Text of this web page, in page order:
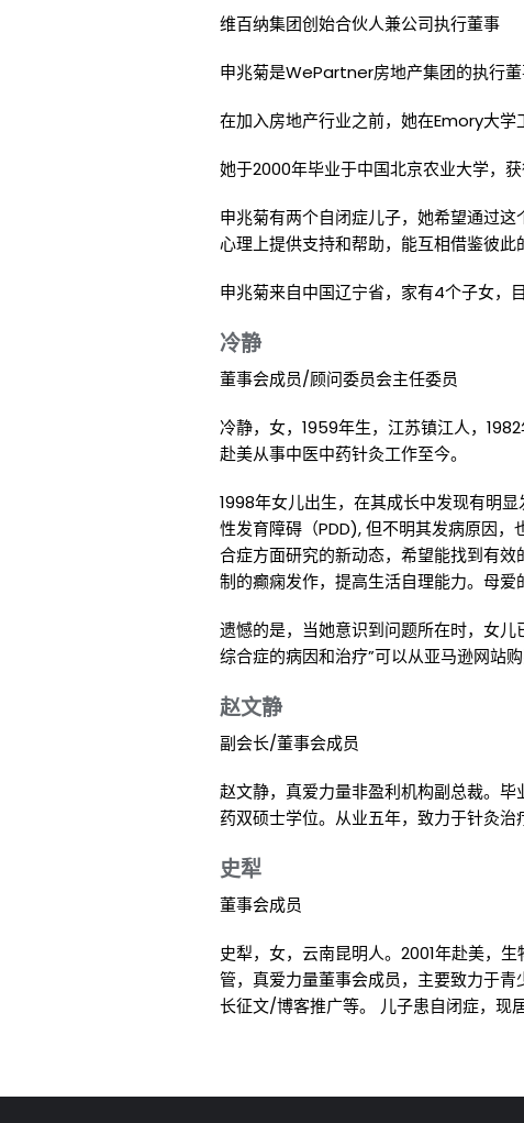
维百纳集团创始合伙人兼公司执行董事
申兆菊是WePartner房地产集团的执行董
在加入房地产行业之前，她在Emory大学
她于2000年毕业于中国北京农业大学，获
申兆菊有两个自闭症儿子，她希望通过
心理上提供支持和帮助，能互相借鉴彼此
申兆菊来自中国辽宁省，家有4个子女，
冷静
董事会成员/顾问委员会主任委员
冷静，女，1959年生，江苏镇江人，
赴美从事中医中药针灸工作至今。
1998年女儿出生，在其成长中发现有明
性发育障碍（PDD), 但不明其发病原因
合症方面研究的新动态，希望能找到有
制的癫痫发作，提高生活自理能力。母爱
遗憾的是，当她意识到问题所在时，女
综合症的病因和治疗”可以从亚马逊网站
赵文静
副会长/董事会成员
赵文静，真爱力量非盈利机构副总裁。
药双硕士学位。从业五年，致力于针灸治
史犁
董事会成员
史犁，女，云南昆明人。2001年赴美，
管，真爱力量董事会成员，主要致力于
长征文/博客推广等。 儿子患自闭症，现